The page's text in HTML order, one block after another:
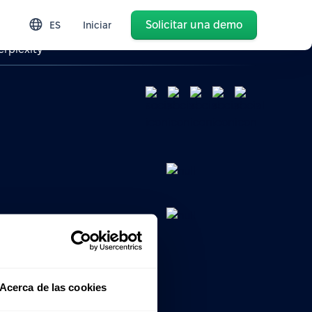
Acerca de las cookies
ES Iniciar Solicitar una demo